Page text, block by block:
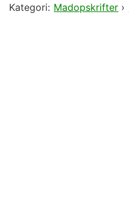
Kategori: Madopskrifter ›